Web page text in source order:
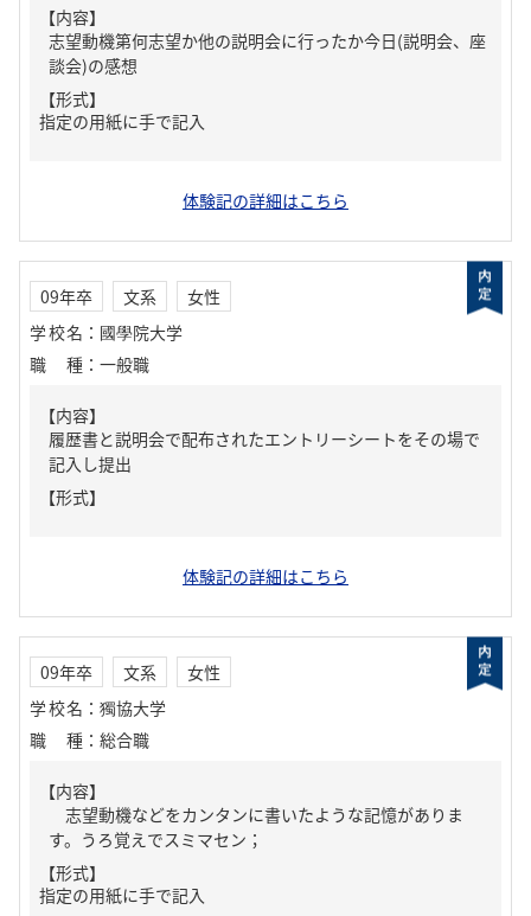
【内容】
志望動機第何志望か他の説明会に行ったか今日(説明会、座
談会)の感想
【形式】
指定の用紙に手で記入
体験記の詳細はこちら
09年卒 文系
女性
学校名 ： 國學院大学
職種 ： 一般職
【内容】
履歴書と説明会で配布されたエントリーシートをその場で
記入し提出
【形式】
体験記の詳細はこちら
09年卒 文系
女性
学校名 ： 獨協大学
職種 ： 総合職
【内容】
志望動機などをカンタンに書いたような記憶がありま
す。うろ覚えでスミマセン；
【形式】
指定の用紙に手で記入